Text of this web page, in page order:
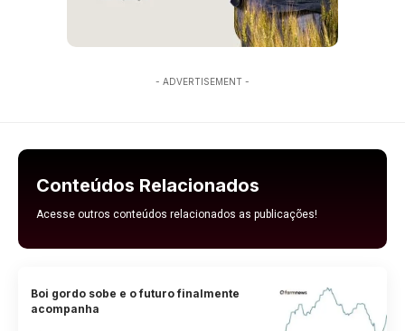
- ADVERTISEMENT -
Conteúdos Relacionados
Acesse outros conteúdos relacionados as publicações!
Boi gordo sobe e o futuro finalmente
acompanha